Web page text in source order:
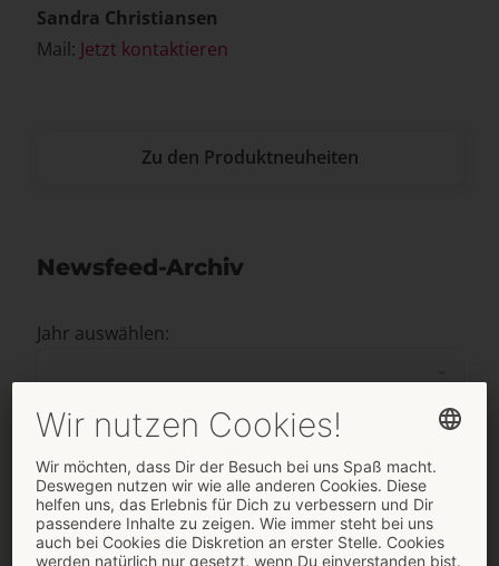
Sandra Christiansen
Mail: Jetzt kontaktieren
Zu den Produktneuheiten
Newsfeed-Archiv
Jahr auswählen:
Pressemeldungen abonnieren